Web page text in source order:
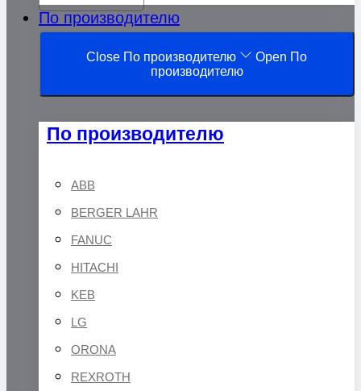
По производителю
Close По производителю
Open По
производителю
По производителю
ABB
BERGER LAHR
FANUC
HITACHI
KEB
LG
ORONA
REXROTH